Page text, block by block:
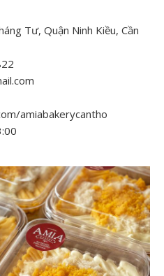
Tư, Quận Ninh Kiều, Cần
amiabakerycantho